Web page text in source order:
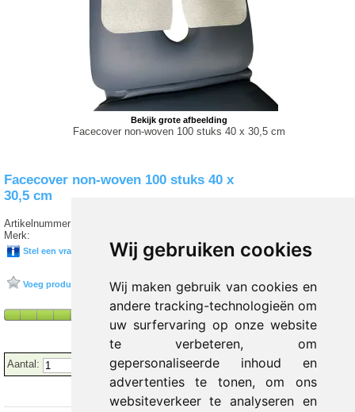
Wij gebruiken cookies
Wij maken gebruik van cookies en
andere tracking-technologieën om
uw surfervaring op onze website
te verbeteren, om
gepersonaliseerde inhoud en
advertenties te tonen, om ons
websiteverkeer te analyseren en
Bekijk grote afbeelding
Facecover non-woven 100 stuks 40 x 30,5 cm
Facecover non-woven 100 stuks 40 x
30,5 cm
Artikelnummer:
Merk:
Stel een vraag over dit product
Voeg product toe aan favorieten
Aantal: